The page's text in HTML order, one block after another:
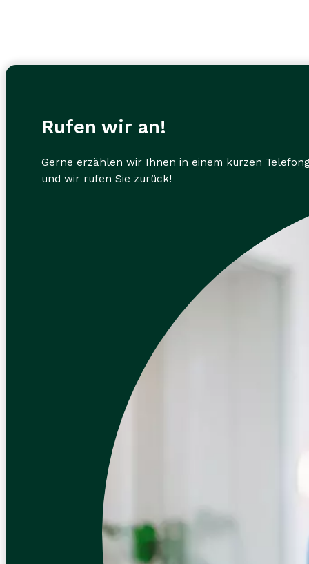
Rufen wir an!
Gerne erzählen wir Ihnen in einem kurzen
und wir rufen Sie zurück!